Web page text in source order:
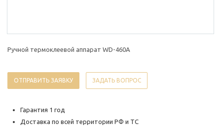
Ручной термоклеевой аппарат WD-460A
ОТПРАВИТЬ ЗАЯВКУ ЗАДАТЬ ВОПРОС
Гарантия 1 год
Доставка по всей территории РФ и ТС